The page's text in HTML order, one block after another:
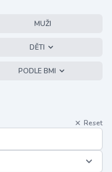
MUŽI
DĚTI
PODLE BMI
Reset